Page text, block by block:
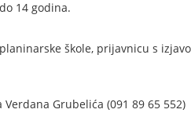
14 godina.
škole, prijavnicu s
Grubelića (091 89 65 552)